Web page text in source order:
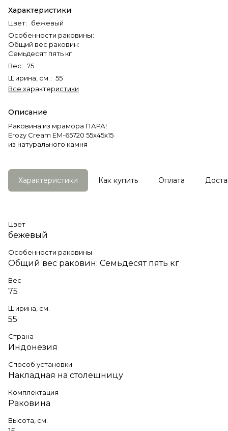
Характеристики
Цвет: бежевый
Особенности раковины:
Общий вес раковин:
Семьдесят пять кг
Вес: 75
Ширина, см. : 55
Все характеристики
Описание
Раковина из мрамора ПАРА!
Erozy Cream EM-65720 55х45х15
из натурального камня
Характеристики Как купить Оплата
Цвет
бежевый
Особенности раковины
Общий вес раковин: Семьдесят пять кг
Вес
75
Ширина, см.
55
Страна
Индонезия
Способ установки
Накладная на столешницу
Комплектация
Раковина
Высота, см.